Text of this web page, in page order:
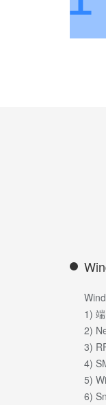
1)
2)
3)
4)
5)
6)